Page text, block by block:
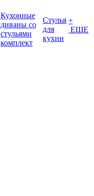
Кухонные
диваны со
стульями
комплект
Стулья
для
кухни
+
ЕЩЕ